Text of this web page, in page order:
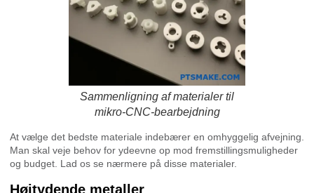
Sammenligning af materialer til
mikro-CNC-bearbejdning
At vælge det bedste materiale indebærer en omhyggelig afvejning.
Man skal veje behov for ydeevne op mod fremstillingsmuligheder
og budget. Lad os se nærmere på disse materialer.
Højtydende metaller